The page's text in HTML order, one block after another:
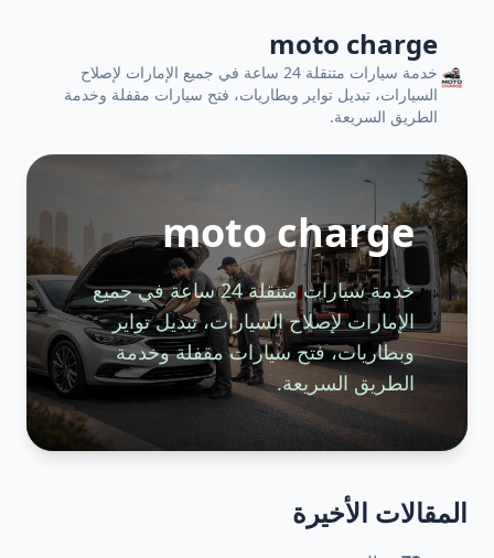
moto charge
خدمة سيارات متنقلة 24 ساعة في جميع الإمارات لإصلاح
السيارات، تبديل تواير وبطاريات، فتح سيارات مقفلة وخدمة
الطريق السريعة.
moto charge
خدمة سيارات متنقلة 24 ساعة في جميع
الإمارات لإصلاح السيارات، تبديل تواير
وبطاريات، فتح سيارات مقفلة وخدمة
الطريق السريعة.
المقالات الأخيرة